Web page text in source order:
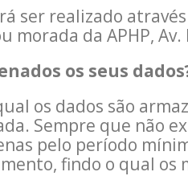
ser realizado
morada da APHP,
os seus
os dados são
Sempre que não
pelo período
findo o qual os